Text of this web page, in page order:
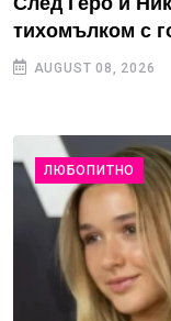
тихомълком с
AUGUST 08, 2026
ЛЮБОПИТНО